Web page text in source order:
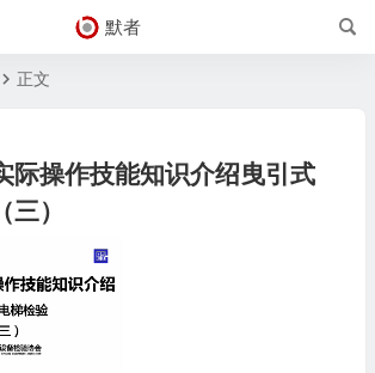
默者
正文
际操作技能知识介绍曳引式
）